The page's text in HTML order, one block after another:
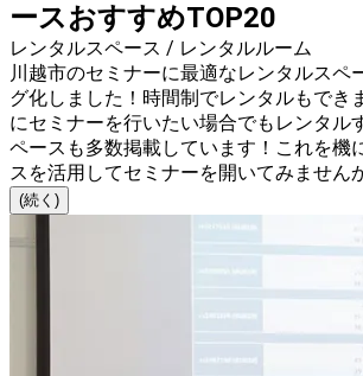
ースおすすめTOP20
レンタルスペース / レンタルルーム
川越市のセミナーに最適なレンタルスペ
グ化しました！時間制でレンタルもでき
にセミナーを行いたい場合でもレンタル
ペースも多数掲載しています！これを機
スを活用してセミナーを開いてみません
(続く)